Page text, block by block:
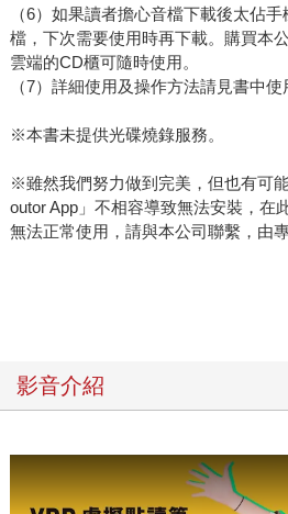
（6）如果讀者擔心音檔下載後太佔
檔，下次需要使用時再下載。購買本
雲端的CD櫃可隨時使用。
（7）詳細使用及操作方法請見書中使
※本書未提供光碟燒錄服務。
※雖然我們努力做到完美，但也有可
outor App」不相容導致無法安裝，在
無法正常使用，請與本公司聯繫，由
影音介紹